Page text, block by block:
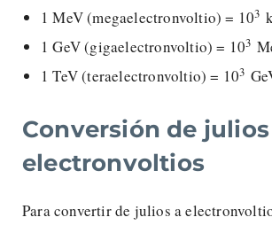
1 MeV (megaelectronvoltio) = 103
1 GeV (gigaelectronvoltio) = 103
1 TeV (teraelectronvoltio) = 103
Conversión de julios
electronvoltios
Para convertir de julios a